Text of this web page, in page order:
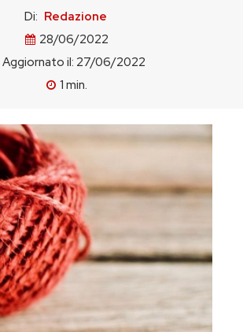
Di: Redazione
28/06/2022
Aggiornato il: 27/06/2022
1 min.